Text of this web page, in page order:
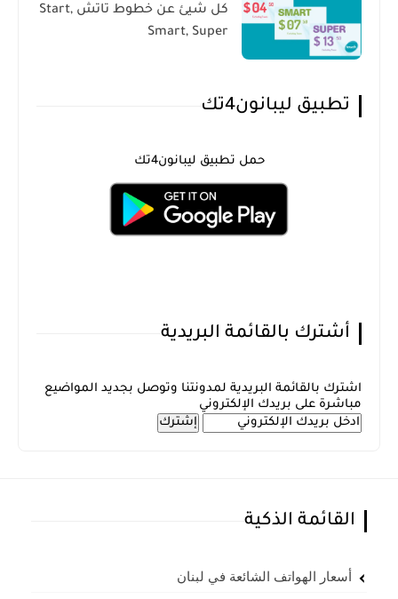
كل شيئ عن خطوط تاتش Start,
Smart, Super
تطبيق ليبانون4تك
حمل تطبيق ليبانون4تك
أشترك بالقائمة البريدية
اشترك بالقائمة البريدية لمدونتنا وتوصل بجديد المواضيع
مباشرة على بريدك الإلكتروني
القائمة الذكية
أسعار الهواتف الشائعة في لبنان